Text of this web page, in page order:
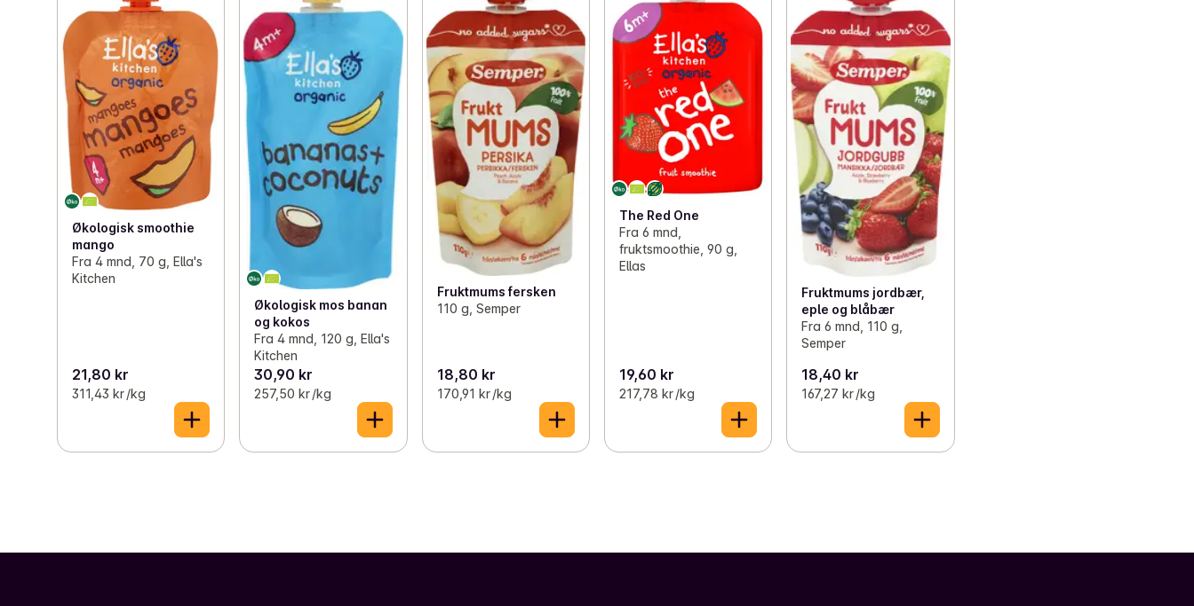
Økologisk smoothie
mango
Fra 4 mnd, 70 g, Ella's
Kitchen
21,80 kr
311,43 kr /kg
Økologisk mos banan
og kokos
Fra 4 mnd, 120 g, Ella's
Kitchen
30,90 kr
257,50 kr /kg
Fruktmums fersken
110 g, Semper
18,80 kr
170,91 kr /kg
The Red One
Fra 6 mnd,
fruktsmoothie, 90 g,
Ellas
19,60 kr
217,78 kr /kg
Fruktmums jordbær,
eple og blåbær
Fra 6 mnd, 110 g,
Semper
18,40 kr
167,27 kr /kg